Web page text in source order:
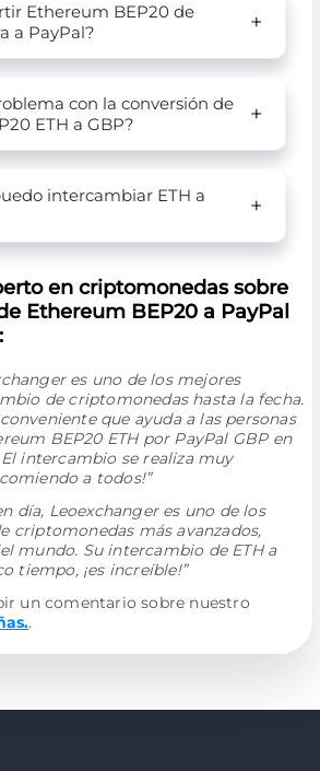
Ethereum BEP20 de
a PayPal?
con la conversión de
ETH a GBP?
intercambiar ETH a
en criptomonedas sobre
Ethereum BEP20 a PayPal
es uno de los mejores
de criptomonedas hasta la fecha.
que ayuda a las personas
BEP20 ETH por PayPal GBP en
intercambio se realiza muy
a todos!”
día, Leoexchanger es uno de los
criptomonedas más avanzados,
mundo. Su intercambio de ETH a
tiempo, ¡es increíble!”
un comentario sobre nuestro
.